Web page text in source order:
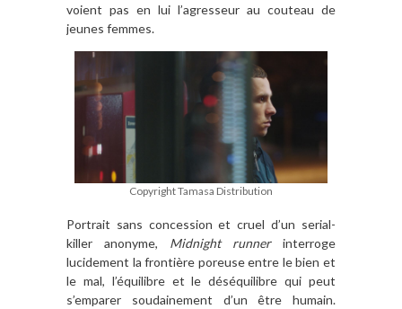
voient pas en lui l’agresseur au couteau de
jeunes femmes.
Copyright Tamasa Distribution
Portrait sans concession et cruel d’un serial-
killer anonyme, Midnight runnerinterroge
lucidement la frontière poreuse entre le bien et
le mal, l’équilibre et le déséquilibre qui peut
s’emparer soudainement d’un être humain.